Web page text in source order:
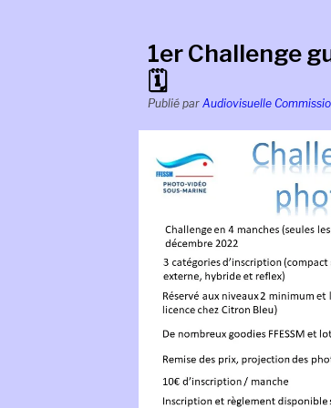
1er Challenge
🗓
Publié par Audiovisuelle